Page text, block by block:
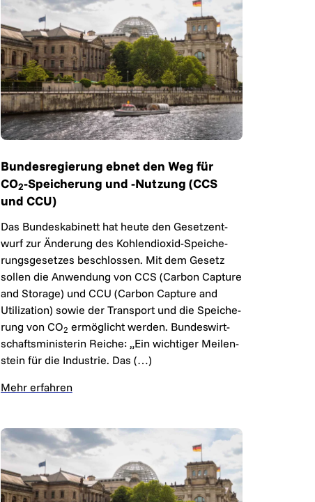
Bundesregierung ebnet den Weg für
CO2-Speicherung und -Nutzung (CCS
und CCU)
Das Bun­des­ka­bi­nett hat heu­te den Ge­setz­ent­
wurf zur Än­de­rung des Koh­len­di­o­xid-Spei­che­
rungs­ge­set­zes be­schlos­sen. Mit dem Ge­setz
sol­len die An­wen­dung von CCS (Carbon Capture
and Storage) und CCU (Carbon Capture and
Utilization) so­wie der Trans­port und die Spei­che­
rung von CO2 er­mög­licht wer­den. Bun­des­wirt­
schafts­mi­nis­te­rin Reiche: „Ein wich­ti­ger Mei­len­
stein für die In­dus­trie. Das (…)
Mehr erfahren